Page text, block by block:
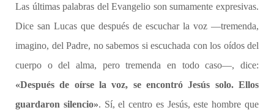
Las últimas palabras del Evangelio son sumamente expresivas.
Dice san Lucas que después de escuchar la voz —tremenda,
imagino, del Padre, no sabemos si escuchada con los oídos del
cuerpo o del alma, pero tremenda en todo caso—, dice:
«Después de oírse la voz, se encontró Jesús solo. Ellos
guardaron silencio». Sí, el centro es Jesús, este hombre que